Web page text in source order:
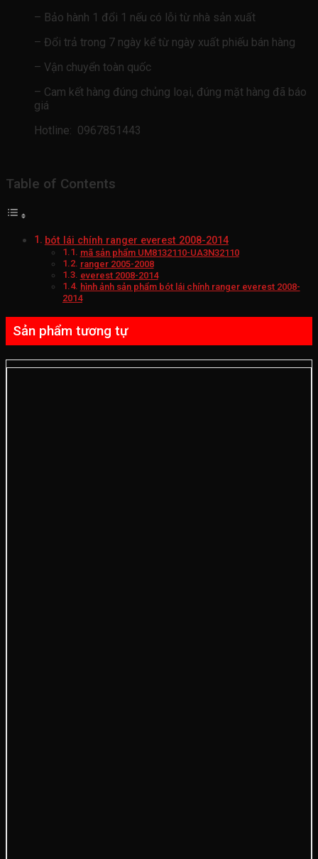
– Bảo hành 1 đổi 1 nếu có lỗi từ nhà sản xuất
– Đổi trả trong 7 ngày kể từ ngày xuất phiếu bán hàng
– Vận chuyển toàn quốc
– Cam kết hàng đúng chủng loại, đúng mặt hàng đã báo
giá
Hotline: 0967851443
Table of Contents
bót lái chính ranger everest 2008-2014
mã sản phẩm UM8132110-UA3N32110
ranger 2005-2008
everest 2008-2014
hình ảnh sản phẩm bót lái chính ranger everest 2008-
2014
Sản phẩm tương tự